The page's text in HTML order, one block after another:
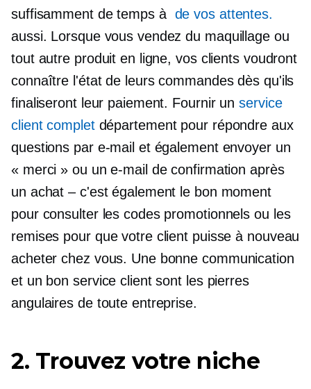
suffisamment de temps à de vos attentes.
aussi. Lorsque vous vendez du maquillage ou
tout autre produit en ligne, vos clients voudront
connaître l'état de leurs commandes dès qu'ils
finaliseront leur paiement. Fournir unservice
client completdépartement pour répondre aux
questions par e-mail et également envoyer un
« merci » ou un e-mail de confirmation après
un achat – c'est également le bon moment
pour consulter les codes promotionnels ou les
remises pour que votre client puisse à nouveau
acheter chez vous. Une bonne communication
et un bon service client sont les pierres
angulaires de toute entreprise.
2. Trouvez votre niche